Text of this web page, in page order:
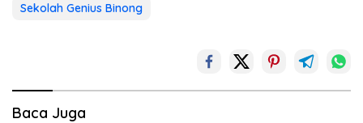
Sekolah Genius Binong
Baca Juga